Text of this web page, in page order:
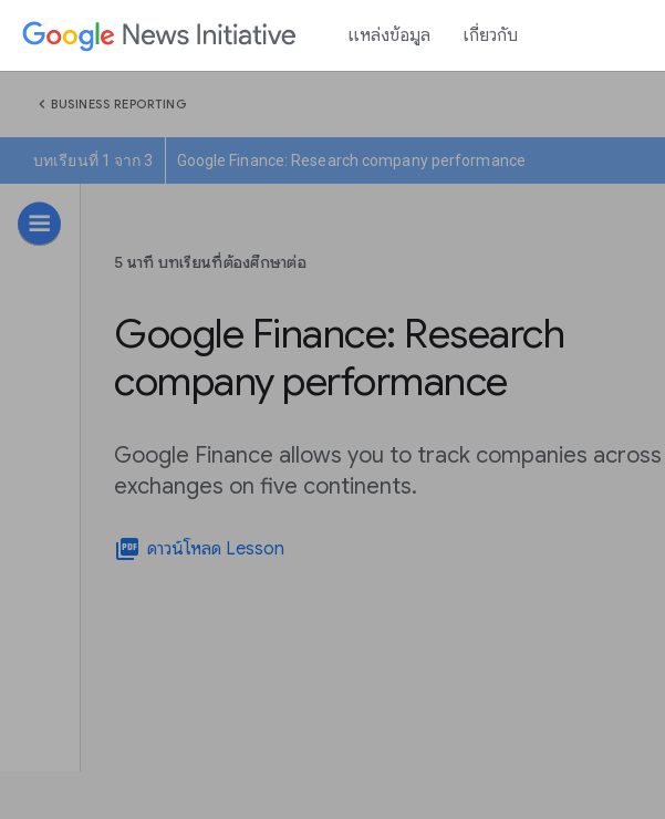
แหล่งข้อมูล เกี่ยวกับ
chevron_left BUSINESS REPORTING
บทเรียนที่ 1 จาก 3 Google Finance: Research company performance
5 นาที บทเรียนที่ต้องศึกษาต่อ
Google Finance: Research
company performance
Google Finance allows you to track companies across
exchanges on five continents.
picture_as_pdf ดาวน์โหลด Lesson